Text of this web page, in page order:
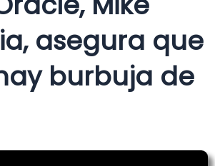
asegura que
burbuja de